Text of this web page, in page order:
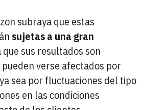
subraya que estas
sujetas a una gran
que sus resultados son
verse afectados por
sea por fluctuaciones del tipo
en las condiciones